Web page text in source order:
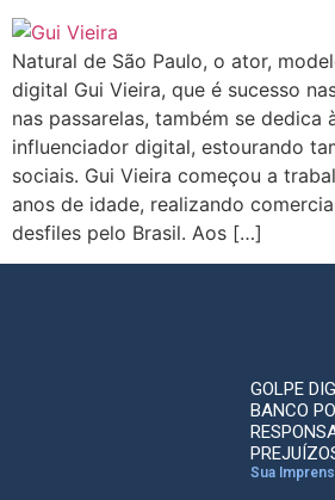
Natural de São Paulo, o ator,
digital Gui Vieira, que é sucesso
nas passarelas, também se dedica
influenciador digital, estourando
sociais. Gui Vieira começou a
anos de idade, realizando
desfiles pelo Brasil. Aos […]
GOLPE
BANCO
Sua